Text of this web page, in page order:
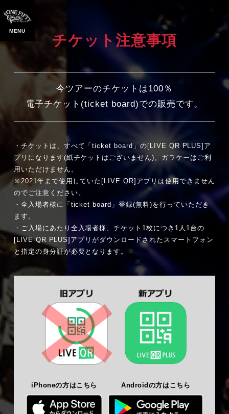
チケット注意事項
今ツアーのチケットは100％
電子チケット(ticket board)での販売です。
・チケットは、すべて「ticket board」の[LIVE QR PLUS]ア
プリになります(紙チケットはございません)。ガラケーはご利
用いただけません。
※2021年まで使用していた[LIVE QR]アプリは使用できません
のでご注意ください。
・全入場者様に「ticket board」登録(無料)を行っていただき
ます。
・ご入場にあたり全入場者様、チケット1枚につき1人1台の
[LIVE QR PLUS]アプリがダウンロードされたスマートフォン
と指定の身分証が必要となります。
iPhoneの方はこちら Androidの方はこちら